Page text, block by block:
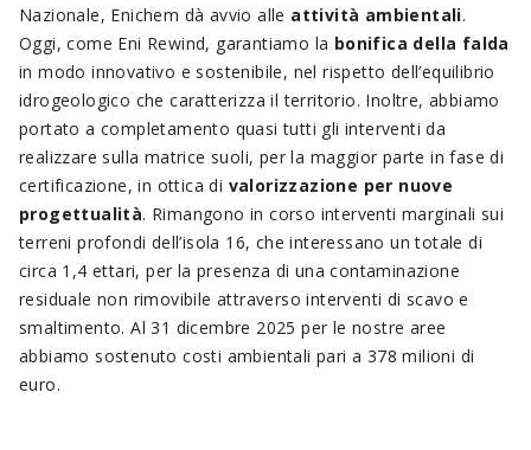
Nazionale, Enichem dà avvio alle attività ambientali.
Oggi, come Eni Rewind, garantiamo la bonifica della falda
in modo innovativo e sostenibile, nel rispetto dell’equilibrio
idrogeologico che caratterizza il territorio. Inoltre, abbiamo
portato a completamento quasi tutti gli interventi da
realizzare sulla matrice suoli, per la maggior parte in fase di
certificazione, in ottica di valorizzazione per nuove
progettualità. Rimangono in corso interventi marginali sui
terreni profondi dell’isola 16, che interessano un totale di
circa 1,4 ettari, per la presenza di una contaminazione
residuale non rimovibile attraverso interventi di scavo e
smaltimento. Al 31 dicembre 2025 per le nostre aree
abbiamo sostenuto costi ambientali pari a 378 milioni di
euro.